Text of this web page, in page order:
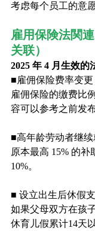
考虑每个员工的意愿
雇用保険法関
关联）
2025 年 4 月生效的
■雇佣保险费率变更
雇佣保险的缴费比
容可以参考之前发
■高年龄劳动者继
原本最高 15% 的补
10%。
■ 设立出生后休假
如果父母双方在孩
休育儿假累计14天